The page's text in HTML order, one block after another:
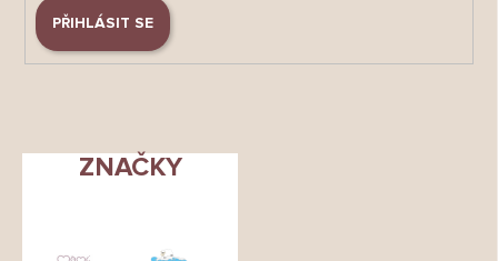
PŘIHLÁSIT SE
ZNAČKY